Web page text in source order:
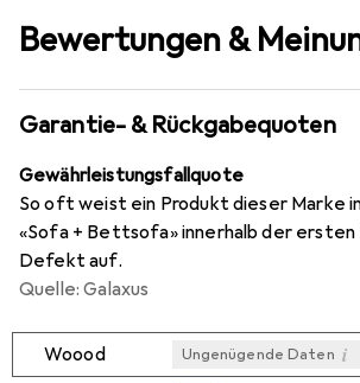
Bewertungen &
Garantie- & Rückgabequoten
Gewährleistungsfallquote
So oft weist ein Produkt dieser Marke
«Sofa + Bettsofa» innerhalb der
Defekt auf.
Quelle: Galaxus
Woood Ungenügende Daten i